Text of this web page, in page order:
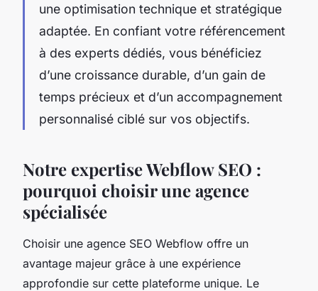
une optimisation technique et stratégique
adaptée. En confiant votre référencement
à des experts dédiés, vous bénéficiez
d’une croissance durable, d’un gain de
temps précieux et d’un accompagnement
personnalisé ciblé sur vos objectifs.
Notre expertise Webflow SEO :
pourquoi choisir une agence
spécialisée
Choisir une agence SEO Webflow offre un
avantage majeur grâce à une expérience
approfondie sur cette plateforme unique. Le